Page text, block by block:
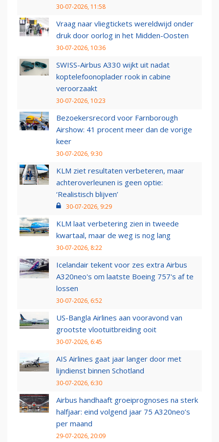
30-07-2026, 11:58
Vraag naar vliegtickets wereldwijd onder
druk door oorlog in het Midden-Oosten
30-07-2026, 10:36
SWISS-Airbus A330 wijkt uit nadat
koptelefoonoplader rook in cabine
veroorzaakt
30-07-2026, 10:23
Bezoekersrecord voor Farnborough
Airshow: 41 procent meer dan de vorige
keer
30-07-2026, 9:30
KLM ziet resultaten verbeteren, maar
achteroverleunen is geen optie:
‘Realistisch blijven’
30-07-2026, 9:29
KLM laat verbetering zien in tweede
kwartaal, maar de weg is nog lang
30-07-2026, 8:22
Icelandair tekent voor zes extra Airbus
A320neo's om laatste Boeing 757's af te
lossen
30-07-2026, 6:52
US-Bangla Airlines aan vooravond van
grootste vlootuitbreiding ooit
30-07-2026, 6:45
AIS Airlines gaat jaar langer door met
lijndienst binnen Schotland
30-07-2026, 6:30
Airbus handhaaft groeiprognoses na sterk
halfjaar: eind volgend jaar 75 A320neo’s
per maand
29-07-2026, 20:09